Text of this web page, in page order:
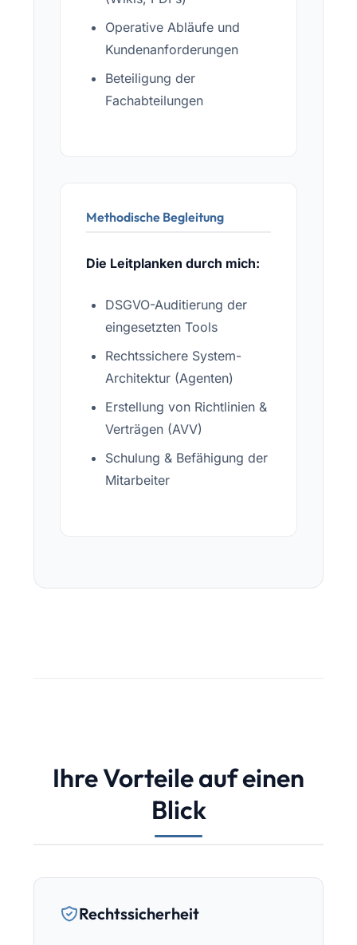
Operative Abläufe und
Kundenanforderungen
Beteiligung der
Fachabteilungen
Methodische Begleitung
Die Leitplanken durch mich:
DSGVO-Auditierung der
eingesetzten Tools
Rechtssichere System-
Architektur (Agenten)
Erstellung von Richtlinien &
Verträgen (AVV)
Schulung & Befähigung der
Mitarbeiter
Ihre Vorteile auf einen
Blick
Rechtssicherheit